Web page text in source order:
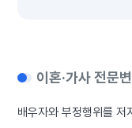
이혼·가사 전문
배우자와 부정행위를 저